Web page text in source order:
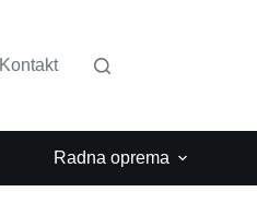
Kontakt
Radna oprema